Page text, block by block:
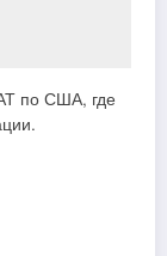
по США, где